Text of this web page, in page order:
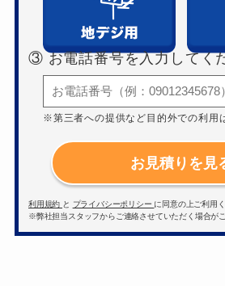
③ お電話番号を入力してく
※第三者への提供など目的外での利用
お見積りを見
利用規約 と プライバシーポリシー に同意の上ご利用く
※弊社担当スタッフからご連絡させていただく場合がご